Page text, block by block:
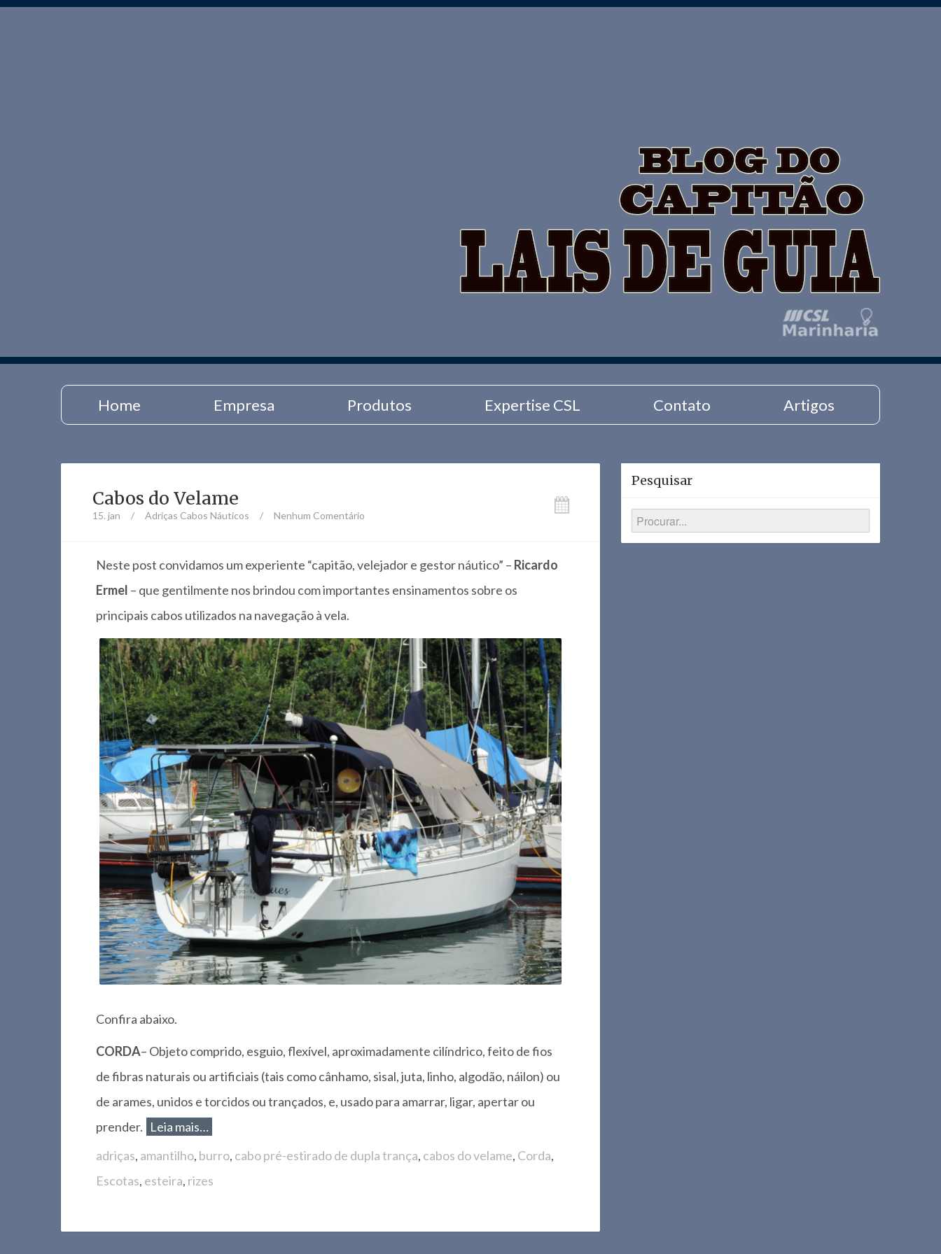
Home Empresa Produtos Expertise CSL Contato Artigos
Cabos do Velame
15. jan / Adriças Cabos Náuticos / Nenhum Comentário
Neste post convidamos um experiente “capitão, velejador e gestor náutico” – Ricardo
Ermel – que gentilmente nos brindou com importantes ensinamentos sobre os
principais cabos utilizados na navegação à vela.
Confira abaixo.
CORDA– Objeto comprido, esguio, flexível, aproximadamente cilíndrico, feito de fios
de fibras naturais ou artificiais (tais como cânhamo, sisal, juta, linho, algodão, náilon) ou
de arames, unidos e torcidos ou trançados, e, usado para amarrar, ligar, apertar ou
prender. Leia mais…
adriças, amantilho, burro, cabo pré-estirado de dupla trança, cabos do velame, Corda,
Escotas, esteira, rizes
Pesquisar